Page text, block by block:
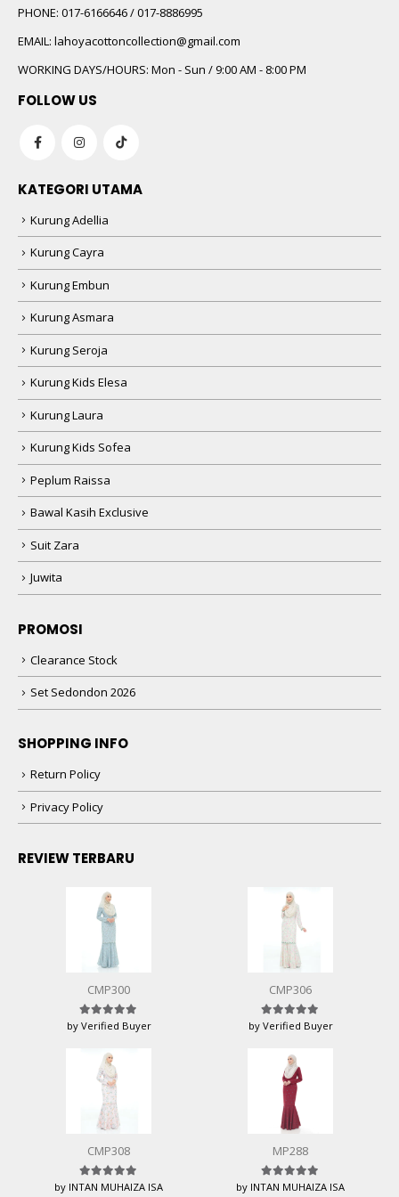
PHONE: 017-6166646 / 017-8886995
EMAIL: lahoyacottoncollection@gmail.com
WORKING DAYS/HOURS: Mon - Sun / 9:00 AM - 8:00 PM
FOLLOW US
KATEGORI UTAMA
Kurung Adellia
Kurung Cayra
Kurung Embun
Kurung Asmara
Kurung Seroja
Kurung Kids Elesa
Kurung Laura
Kurung Kids Sofea
Peplum Raissa
Bawal Kasih Exclusive
Suit Zara
Juwita
PROMOSI
Clearance Stock
Set Sedondon 2026
SHOPPING INFO
Return Policy
Privacy Policy
REVIEW TERBARU
CMP300
Rated5 out of 5
by Verified Buyer
CMP306
Rated5 out of 5
by Verified Buyer
CMP308
Rated5out of 5
by INTAN MUHAIZA ISA
MP288
Rated5out of 5
by INTAN MUHAIZA ISA